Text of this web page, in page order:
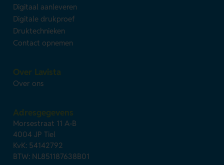
Digitaal aanleveren
Digitale drukproef
Druktechnieken
Contact opnemen
Over Lavista
Over ons
Adresgegevens
Morsestraat 11 A-B
4004 JP Tiel
KvK: 54142792
BTW: NL851187638B01